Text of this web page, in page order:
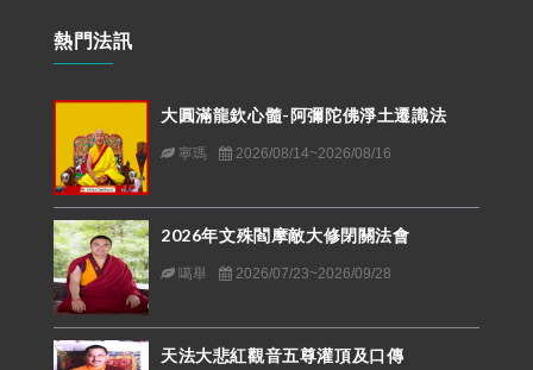
熱門法訊
大圓滿龍欽心髓-阿彌陀佛淨土遷識法
寧瑪 2026/08/14~2026/08/16
2026年文殊閻摩敵大修閉關法會
噶舉 2026/07/23~2026/09/28
天法大悲紅觀音五尊灌頂及口傳